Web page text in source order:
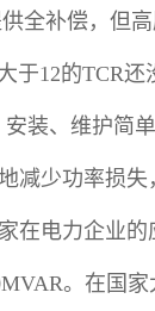
全补偿，但
12的TCR还
装、维护简
少功率损失
在电力企业
。在国